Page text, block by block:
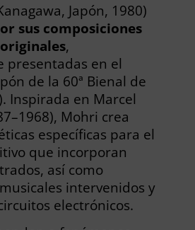
Japón, 1980)
sus composiciones
,
presentadas en el
de la 60ª Bienal de
Inspirada en Marcel
Mohri crea
específicas para el
que incorporan
así como
intervenidos y
electrónicos.